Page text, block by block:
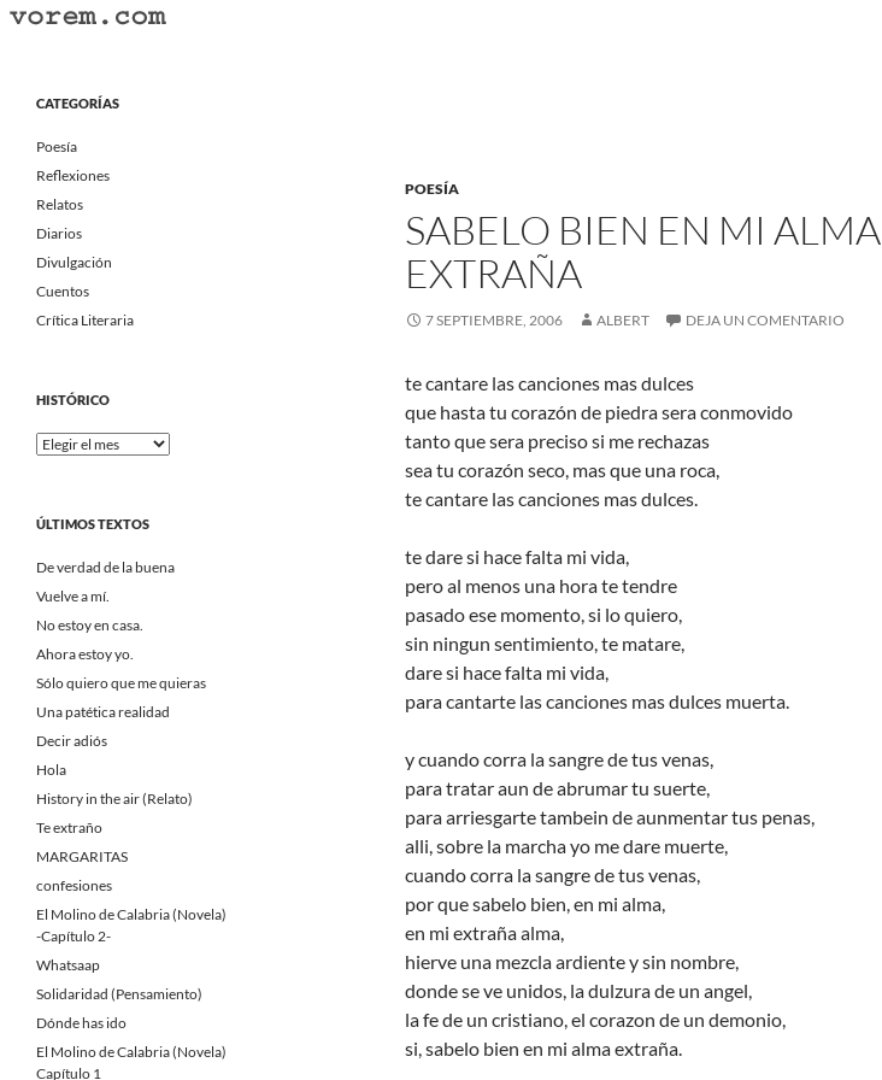
Saltar
POESÍA
SABELO BIEN EN MI ALMA
EXTRAÑA
7 SEPTIEMBRE, 2006 ALBERT DEJA UN COMENTARIO
te cantare las canciones mas dulces
que hasta tu corazón de piedra sera conmovido
tanto que sera preciso si me rechazas
sea tu corazón seco, mas que una roca,
te cantare las canciones mas dulces.
te dare si hace falta mi vida,
pero al menos una hora te tendre
pasado ese momento, si lo quiero,
sin ningun sentimiento, te matare,
dare si hace falta mi vida,
para cantarte las canciones mas dulces muerta.
y cuando corra la sangre de tus venas,
para tratar aun de abrumar tu suerte,
para arriesgarte tambein de aunmentar tus penas,
alli, sobre la marcha yo me dare muerte,
cuando corra la sangre de tus venas,
por que sabelo bien, en mi alma,
en mi extraña alma,
hierve una mezcla ardiente y sin nombre,
donde se ve unidos, la dulzura de un angel,
la fe de un cristiano, el corazon de un demonio,
si, sabelo bien en mi alma extraña.
Portal Literario Independiente
CATEGORÍAS
Poesía
Reflexiones
Relatos
Diarios
Divulgación
Cuentos
Crítica Literaria
HISTÓRICO
Histórico
ÚLTIMOS TEXTOS
De verdad de la buena
Vuelve a mí.
No estoy en casa.
Ahora estoy yo.
Sólo quiero que me quieras
Una patética realidad
Decir adiós
Hola
History in the air (Relato)
Te extraño
MARGARITAS
confesiones
El Molino de Calabria (Novela)
-Capítulo 2-
Whatsaap
Solidaridad (Pensamiento)
Dónde has ido
El Molino de Calabria (Novela)
Capítulo 1